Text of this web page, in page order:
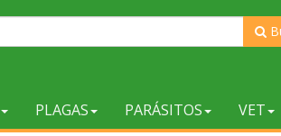
PLAGAS PARÁSITOS VET